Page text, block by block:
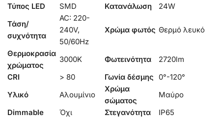
Τύπος LED
SMD Κατανάλωση
24W
Τάση/
συχνότητα
AC: 220-
240V,
50/60Hz
Χρώμα φωτός Θερμό λευκό
Θερμοκρασία
χρώματος
3000K Φωτεινότητα
2720lm
CRI
> 80 Γωνία δέσμης
0°-120°
Υλικό
Αλουμίνιο
Χρώμα
σώματος
Μαύρο
Dimmable
Όχι Στεγανότητα
IP65